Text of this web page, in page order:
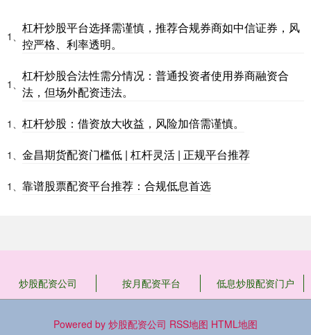
1、
杠杆炒股平台选择需谨慎，推荐合规券商如中信证券，风
控严格、利率透明。
1、
杠杆炒股合法性需分情况：普通投资者使用券商融资合
法，但场外配资违法。
1、 杠杆炒股：借资放大收益，风险加倍需谨慎。
1、 金昌期货配资门槛低 | 杠杆灵活 | 正规平台推荐
1、 靠谱股票配资平台推荐：合规低息首选
炒股配资公司 按月配资平台 低息炒股配资门户
Powered by 炒股配资公司 RSS地图 HTML地图